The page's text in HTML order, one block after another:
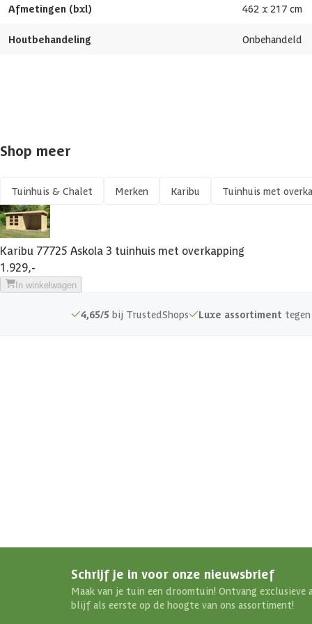
Aantal ramen
Glaswand
Afmetingen (bxl)
Materiaal dak
Soort isolatie
Afmetingen (bxl) 462 x 217 cm
Houtbehandeling Onbehandeld
Shop meer
Tuinhuis & Chalet Merken Karibu Tuinhuis met
Karibu 77725 Askola 3 tuinhuis met overkapping
1.929,-
In winkelwagen
4,65/5 bij TrustedShops Luxe assortiment
Schrijf je in voor onze nieuwsbrief
Maak van je tuin een droomtuin! Ontvang exclusieve
blijf als eerste op de hoogte van ons assortiment!